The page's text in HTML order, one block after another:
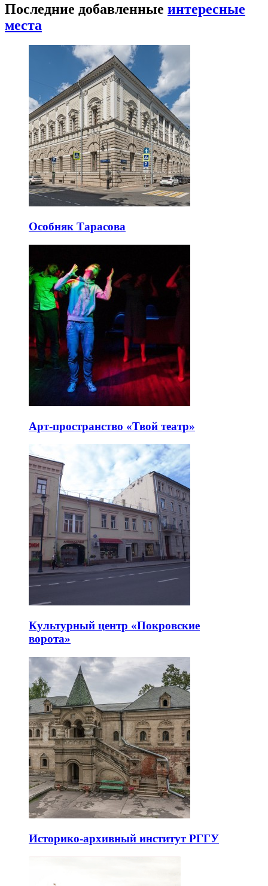
Последние добавленные интересные
места
Особняк Тарасова
Арт-пространство «Твой театр»
Культурный центр «Покровские
ворота»
Историко-архивный институт РГГУ